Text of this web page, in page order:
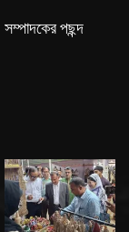
সম্পাদকের পছন্দ